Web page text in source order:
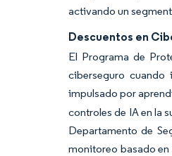
activando un
Descuentos en
El Programa de
ciberseguro cuando
impulsado por
controles de IA en la
Departamento de
monitoreo basado